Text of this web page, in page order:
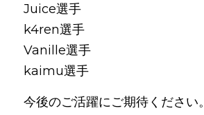
Juice選手
k4ren選手
Vanille選手
kaimu選手
今後のご活躍にご期待ください。